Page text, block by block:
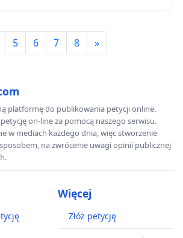
5 6 7 8 »
platformę do publikowania petycji online.
on-line za pomocą naszego serwisu.
w mediach każdego dnia, więc stworzenie
na zwrócenie uwagi opinii publicznej
Więcej
Złóż petycję